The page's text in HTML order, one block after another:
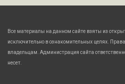
Все материалы на данном сайте взяты из
исключительно в ознакомительных целях.
владельцам. Администрация сайта
несет.